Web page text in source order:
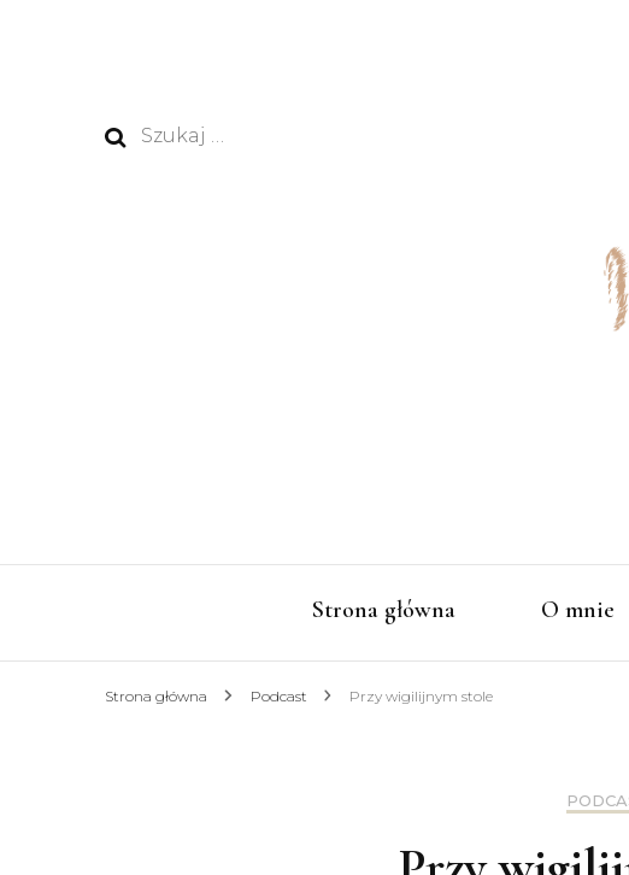
Szukaj:
Strona główna O mnie
Strona główna Podcast Przy wigilijnym stole